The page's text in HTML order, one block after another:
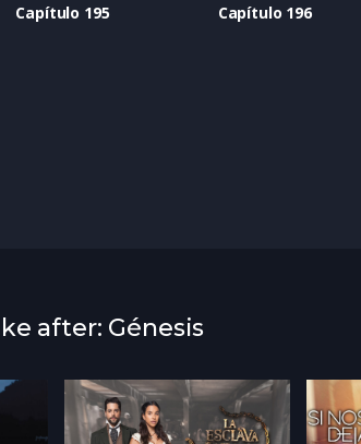
Capítulo 195 Capítulo 196
after: Génesis